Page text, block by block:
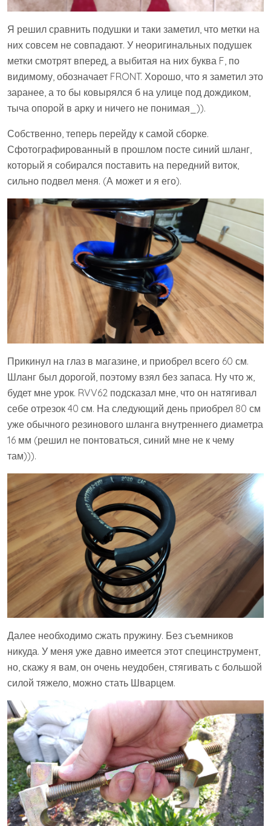
Я решил сравнить подушки и таки заметил, что метки на
них совсем не совпадают. У неоригинальных подушек
метки смотрят вперед, а выбитая на них буква F, по
видимому, обозначает FRONT. Хорошо, что я заметил это
заранее, а то бы ковырялся б на улице под дождиком,
тыча опорой в арку и ничего не понимая_)).
Собственно, теперь перейду к самой сборке.
Сфотографированный в прошлом посте синий шланг,
который я собирался поставить на передний виток,
сильно подвел меня. (А может и я его).
Прикинул на глаз в магазине, и приобрел всего 60 см.
Шланг был дорогой, поэтому взял без запаса. Ну что ж,
будет мне урок. RVV62 подсказал мне, что он натягивал
себе отрезок 40 см. На следующий день приобрел 80 см
уже обычного резинового шланга внутреннего диаметра
16 мм (решил не понтоваться, синий мне не к чему
там))).
Далее необходимо сжать пружину. Без съемников
никуда. У меня уже давно имеется этот специнструмент,
но, скажу я вам, он очень неудобен, стягивать с большой
силой тяжело, можно стать Шварцем.